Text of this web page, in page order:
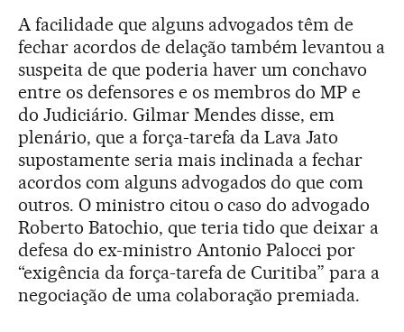
A facilidade que alguns advogados têm de
fechar acordos de delação também levantou a
suspeita de que poderia haver um conchavo
entre os defensores e os membros do MP e
do Judiciário. Gilmar Mendes disse, em
plenário, que a força-tarefa da Lava Jato
supostamente seria mais inclinada a fechar
acordos com alguns advogados do que com
outros. O ministro citou o caso do advogado
Roberto Batochio, que teria tido que deixar a
defesa do ex-ministro Antonio Palocci por
“exigência da força-tarefa de Curitiba” para a
negociação de uma colaboração premiada.